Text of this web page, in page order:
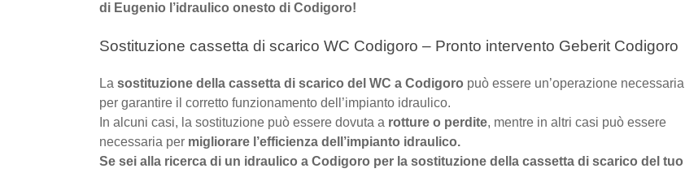
di Eugenio l’idraulico onesto di Codigoro!
Sostituzione cassetta di scarico WC Codigoro – Pronto intervento Geberit Codigoro
La sostituzione della cassetta di scarico del WC a Codigoro può essere un’operazione necessaria
per garantire il corretto funzionamento dell’impianto idraulico.
In alcuni casi, la sostituzione può essere dovuta a rotture o perdite, mentre in altri casi può essere
necessaria per migliorare l’efficienza dell’impianto idraulico.
Se sei alla ricerca di un idraulico a Codigoro per la sostituzione della cassetta di scarico del tuo